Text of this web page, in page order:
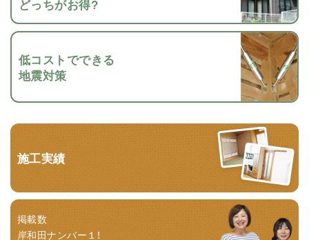
どっちがお得?
低コストでできる
地震対策
施工実績
掲載数
岸和田ナンバー１！